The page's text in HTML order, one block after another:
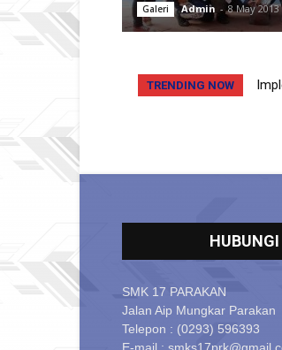
Galeri Admin - 8 May 2013
TRENDING NOW
SMK 17 PARAKAN
Jalan Aip Mungkar Parakan
Telepon : (0293) 596393